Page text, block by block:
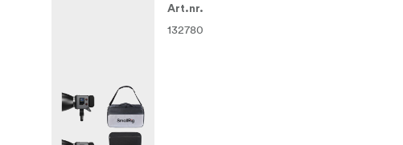
1x maitinimo laidas (6 metrai)
Art.nr.
132780